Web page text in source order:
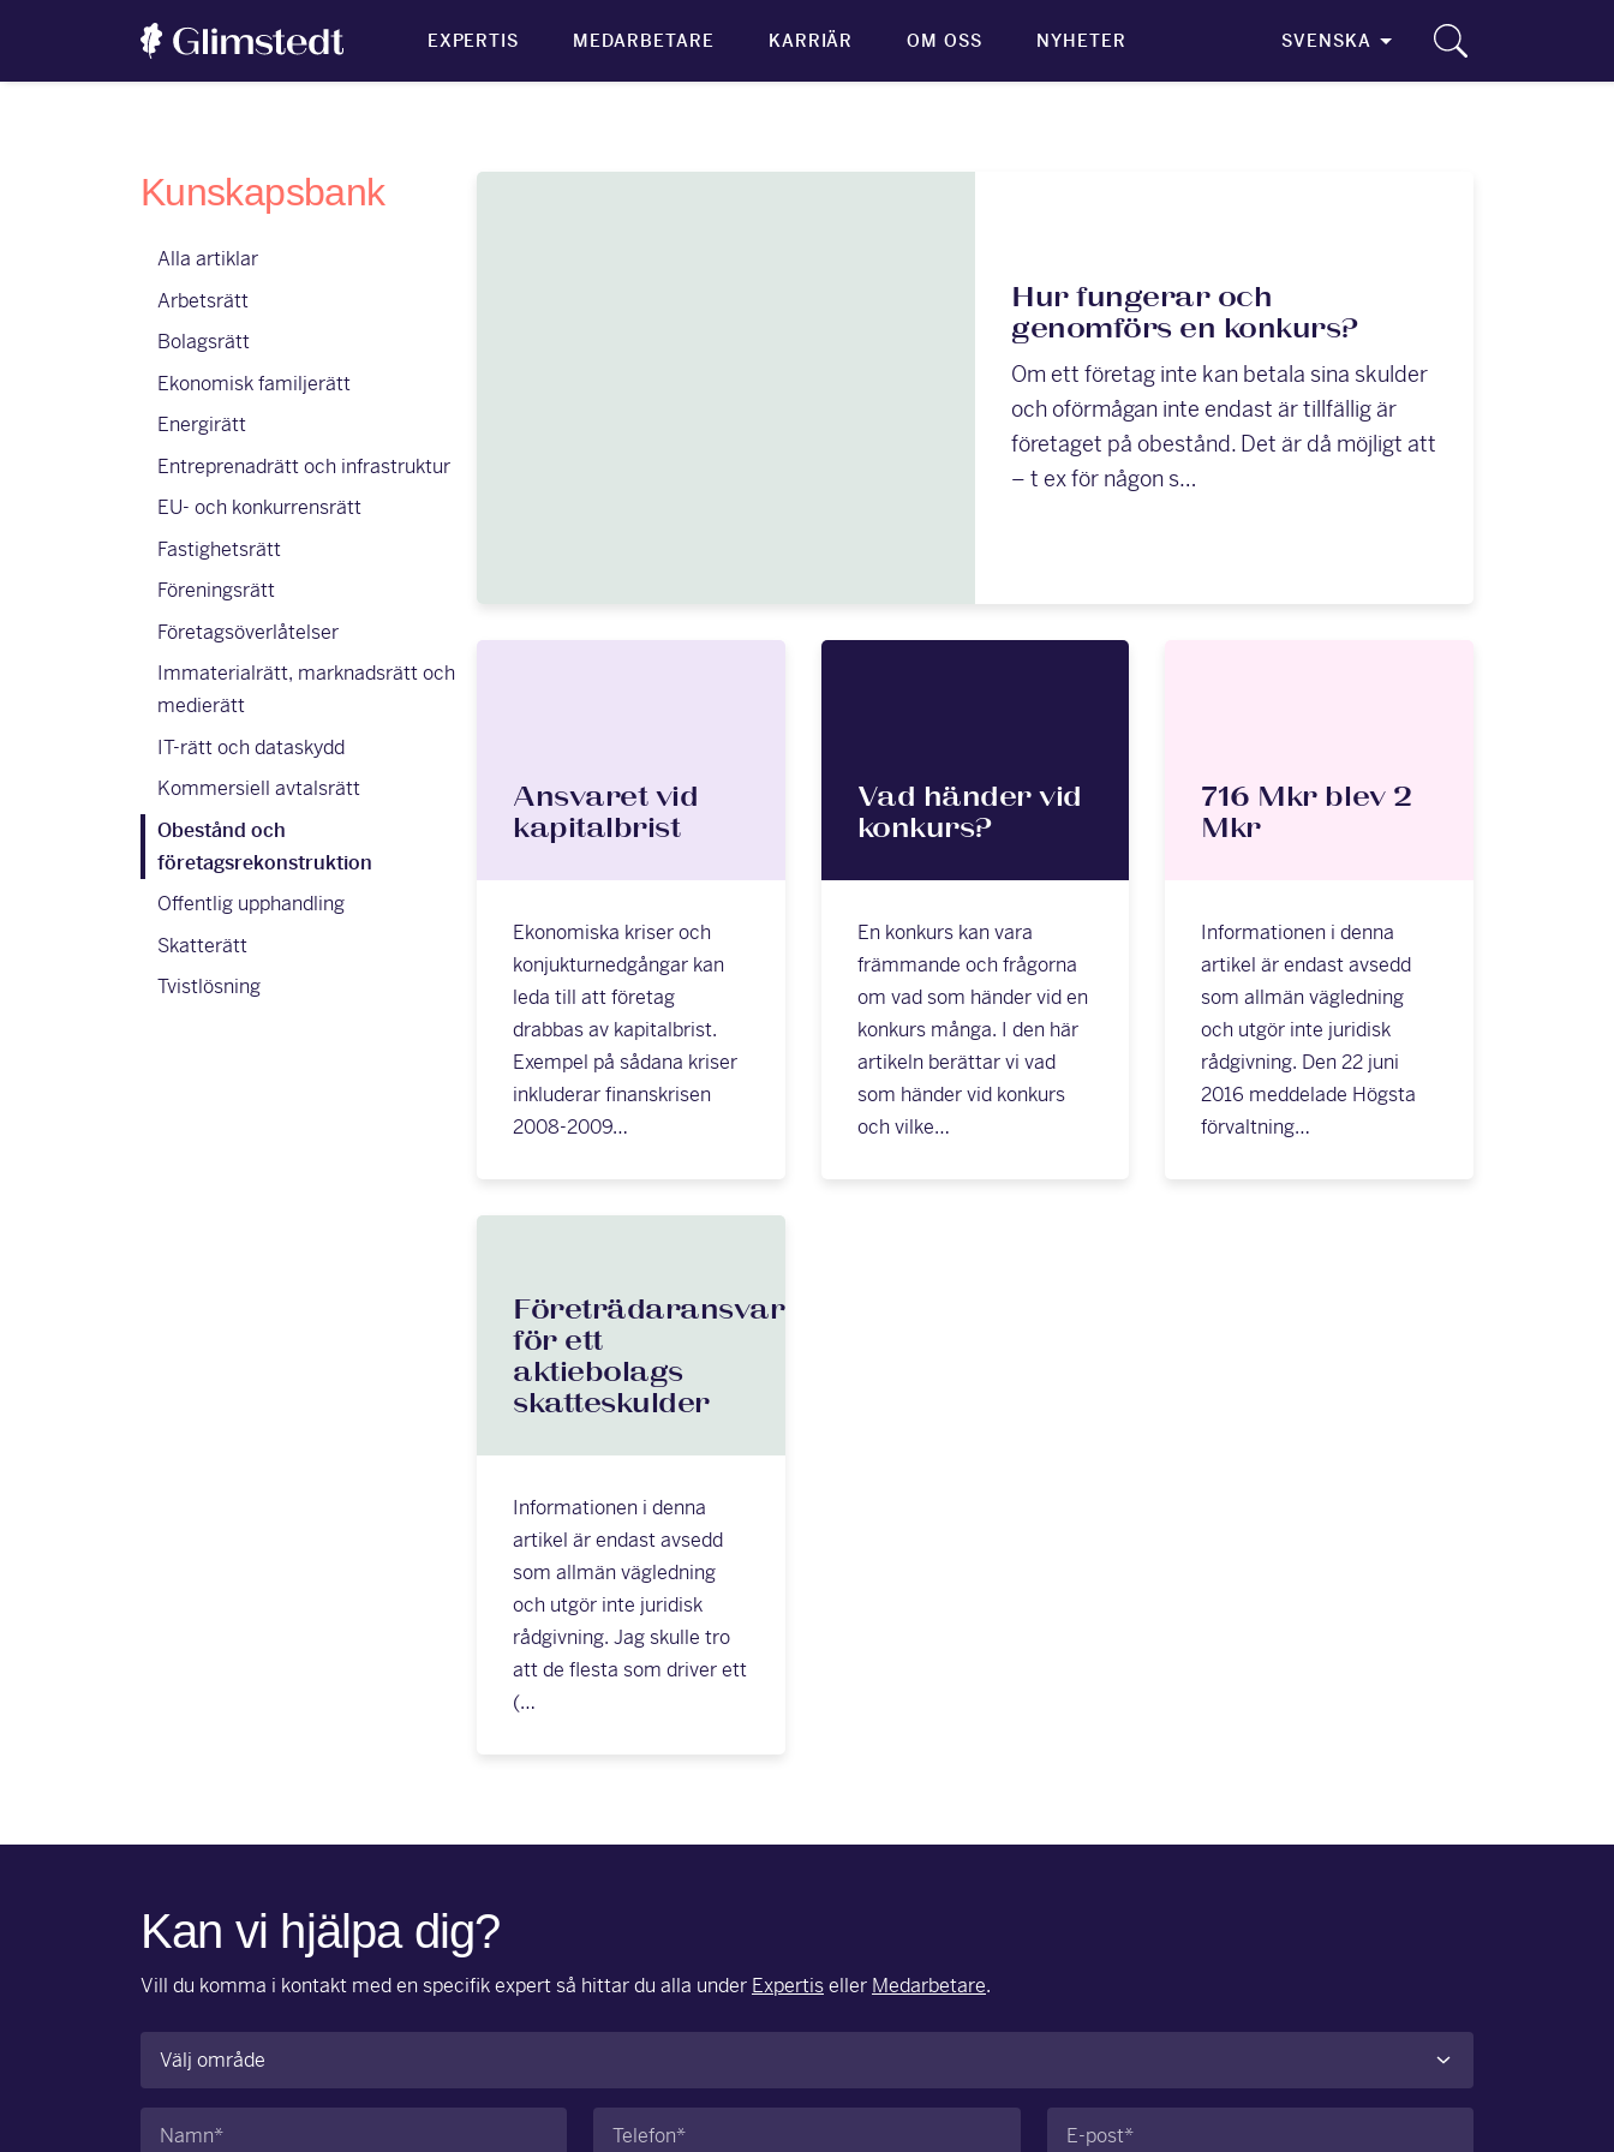
EXPERTIS MEDARBETARE KARRIÄR OM OSS NYHETER SVENSKA
Kunskapsbank
Alla artiklar
Arbetsrätt
Bolagsrätt
Ekonomisk familjerätt
Energirätt
Entreprenadrätt och infrastruktur
EU- och konkurrensrätt
Fastighetsrätt
Föreningsrätt
Företagsöverlåtelser
Immaterialrätt, marknadsrätt och
medierätt
IT-rätt och dataskydd
Kommersiell avtalsrätt
Obestånd och
företagsrekonstruktion
Offentlig upphandling
Skatterätt
Tvistlösning
Hur fungerar och
genomförs en konkurs?
Om ett företag inte kan betala sina skulder
och oförmågan inte endast är tillfällig är
företaget på obestånd. Det är då möjligt att
– t ex för någon s…
Ansvaret vid
kapitalbrist
Ekonomiska kriser och
konjukturnedgångar kan
leda till att företag
drabbas av kapitalbrist.
Exempel på sådana kriser
inkluderar finanskrisen
2008-2009…
Vad händer vid
konkurs?
En konkurs kan vara
främmande och frågorna
om vad som händer vid en
konkurs många. I den här
artikeln berättar vi vad
som händer vid konkurs
och vilke…
716 Mkr blev 2
Mkr
Informationen i denna
artikel är endast avsedd
som allmän vägledning
och utgör inte juridisk
rådgivning. Den 22 juni
2016 meddelade Högsta
förvaltning…
Företrädaransvar
för ett
aktiebolags
skatteskulder
Informationen i denna
artikel är endast avsedd
som allmän vägledning
och utgör inte juridisk
rådgivning. Jag skulle tro
att de flesta som driver ett
(…
Kan vi hjälpa dig?
Vill du komma i kontakt med en specifik expert så hittar du alla under Expertiseller Medarbetare.
Område (Obligatoriskt)
Namn (Obligatoriskt) Telefon (Obligatoriskt)